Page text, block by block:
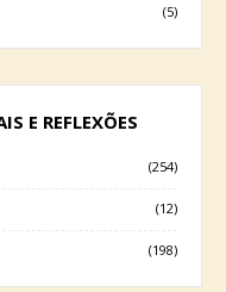
(5)
E REFLEXÕES
(254)
(12)
(198)